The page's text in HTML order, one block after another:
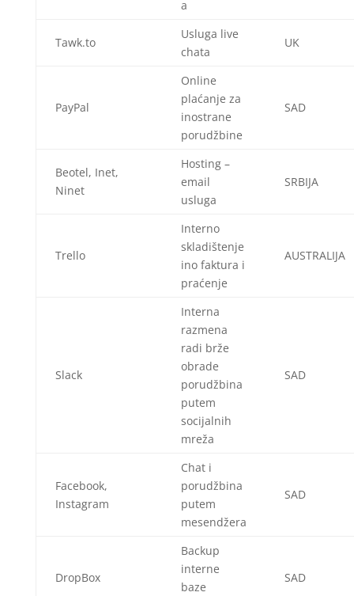
a
Tawk.to
Usluga live
chata
UK
PayPal
Online
plaćanje za
inostrane
porudžbine
SAD
Beotel, Inet,
Ninet
Hosting –
email
usluga
SRBIJA
Trello
Interno
skladištenje
ino faktura i
praćenje
AUSTRALIJA
Slack
Interna
razmena
radi brže
obrade
porudžbina
putem
socijalnih
mreža
SAD
Facebook,
Instagram
Chat i
porudžbina
putem
mesendžera
SAD
DropBox
Backup
interne
baze
SAD